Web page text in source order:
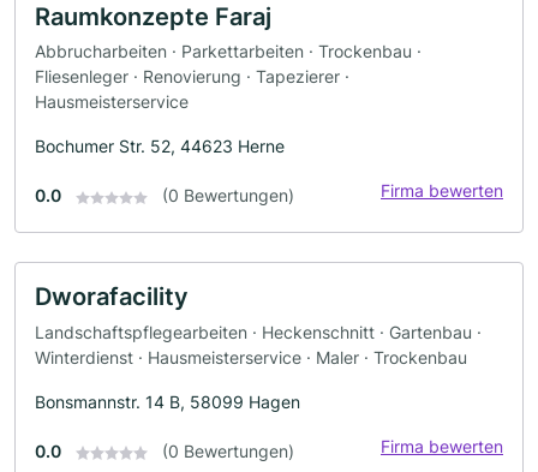
Raumkonzepte Faraj
Abbrucharbeiten · Parkettarbeiten · Trockenbau ·
Fliesenleger · Renovierung · Tapezierer ·
Hausmeisterservice
Bochumer Str. 52, 44623 Herne
0.0 (0 Bewertungen) Firma bewerten
Dworafacility
Landschaftspflegearbeiten · Heckenschnitt · Gartenbau ·
Winterdienst · Hausmeisterservice · Maler · Trockenbau
Bonsmannstr. 14 B, 58099 Hagen
0.0 (0 Bewertungen) Firma bewerten